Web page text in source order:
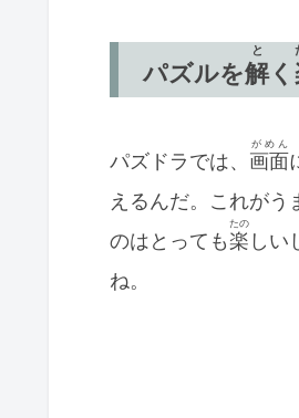
パズルを解
と
く
パズドラでは、 画面
がめん
のはとっても楽
たの
しい
ね。